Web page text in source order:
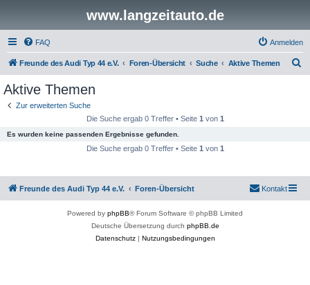
www.langzeitauto.de
FAQ Anmelden
Freunde des Audi Typ 44 e.V. Foren-Übersicht Suche Aktive Themen
Aktive Themen
Zur erweiterten Suche
Die Suche ergab 0 Treffer • Seite 1 von 1
Es wurden keine passenden Ergebnisse gefunden.
Die Suche ergab 0 Treffer • Seite 1 von 1
Freunde des Audi Typ 44 e.V. Foren-Übersicht Kontakt
Powered by phpBB® Forum Software © phpBB Limited
Deutsche Übersetzung durch phpBB.de
Datenschutz| Nutzungsbedingungen